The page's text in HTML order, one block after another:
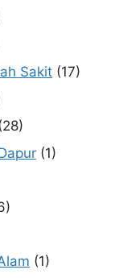
Sakit (17)
(1)
(1)